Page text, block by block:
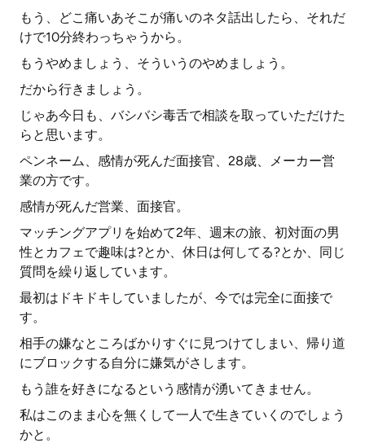
もう、どこ痛いあそこが痛いのネタ話出したら、それだ
けで10分終わっちゃうから。
もうやめましょう、そういうのやめましょう。
だから行きましょう。
じゃあ今日も、バシバシ毒舌で相談を取っていただけた
らと思います。
ペンネーム、感情が死んだ面接官、28歳、メーカー営
業の方です。
感情が死んだ営業、面接官。
マッチングアプリを始めて2年、週末の旅、初対面の男
性とカフェで趣味は?とか、休日は何してる?とか、同じ
質問を繰り返しています。
最初はドキドキしていましたが、今では完全に面接で
す。
相手の嫌なところばかりすぐに見つけてしまい、帰り道
にブロックする自分に嫌気がさします。
もう誰を好きになるという感情が湧いてきません。
私はこのまま心を無くして一人で生きていくのでしょう
かと。